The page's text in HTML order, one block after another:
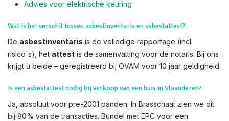
Advies voor elektrische keuring
Wat is het verschil tussen asbestinventaris en asbestattest?
De asbestinventaris is de volledige rapportage (incl.
risico's), het attest is de samenvatting voor de notaris. Bij ons
krijgt u beide – geregistreerd bij OVAM voor 10 jaar geldigheid.
Is een asbestattest nodig bij verkoop van een huis in Vlaanderen?
Ja, absoluut voor pre-2001 panden. In Brasschaat zien we dit
bij 80% van de transacties. Bundel met EPC voor een